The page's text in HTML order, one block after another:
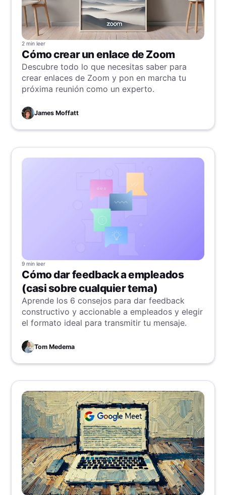
2 min leer
Cómo crear un enlace de Zoom
Descubre todo lo que necesitas saber para
crear enlaces de Zoom y pon en marcha tu
próxima reunión como un experto.
James Moffatt
9 min leer
Cómo dar feedback a empleados
(casi sobre cualquier tema)
Aprende los 6 consejos para dar feedback
constructivo y accionable a empleados y elegir
el formato ideal para transmitir tu mensaje.
Tom Medema